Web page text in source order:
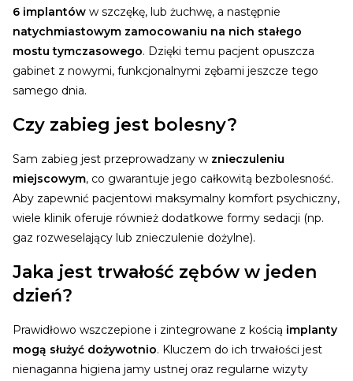
6 implantów w szczękę, lub żuchwę, a następnie
natychmiastowym zamocowaniu na nich stałego
mostu tymczasowego. Dzięki temu pacjent opuszcza
gabinet z nowymi, funkcjonalnymi zębami jeszcze tego
samego dnia.
Czy zabieg jest bolesny?
Sam zabieg jest przeprowadzany w znieczuleniu
miejscowym, co gwarantuje jego całkowitą bezbolesność.
Aby zapewnić pacjentowi maksymalny komfort psychiczny,
wiele klinik oferuje również dodatkowe formy sedacji (np.
gaz rozweselający lub znieczulenie dożylne).
Jaka jest trwałość zębów w jeden
dzień?
Prawidłowo wszczepione i zintegrowane z kością implanty
mogą służyć dożywotnio. Kluczem do ich trwałości jest
nienaganna higiena jamy ustnej oraz regularne wizyty